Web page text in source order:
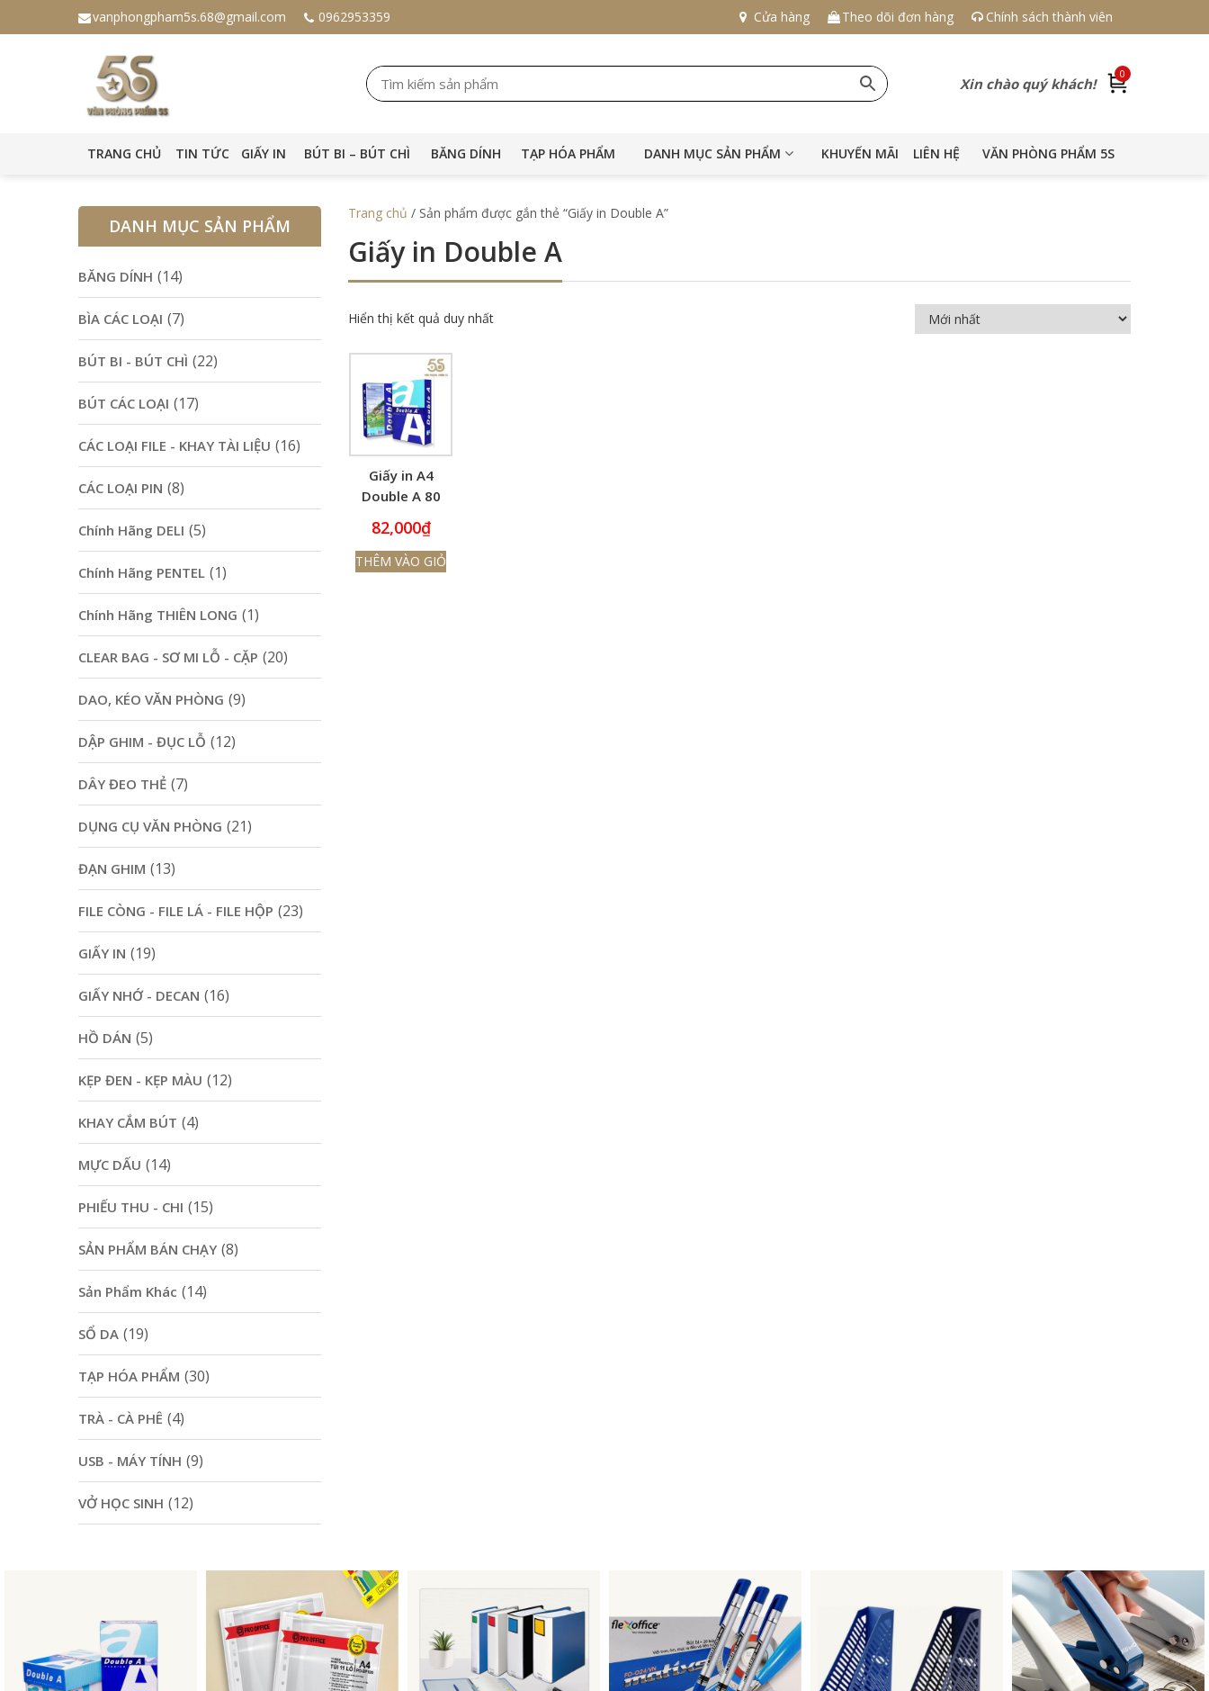
vanphongpham5s.68@gmail.com 0962953359 Cửa hàng Theo dõi đơn hàng Chính sách thành viên
Xin chào quý khách!
0
TRANG CHỦ TIN TỨC GIẤY IN BÚT BI – BÚT CHÌ BĂNG DÍNH TẠP HÓA PHẨM DANH MỤC SẢN PHẨM KHUYẾN MÃI LIÊN HỆ VĂN PHÒNG PHẨM 5S
Trang chủ / Sản phẩm được gắn thẻ “Giấy in Double A”
Giấy in Double A
Hiển thị kết quả duy nhất
Giấy in A4
Double A 80
82,000₫
THÊM VÀO GIỎ
DANH MỤC SẢN PHẨM
BĂNG DÍNH (14)
BÌA CÁC LOẠI (7)
BÚT BI - BÚT CHÌ (22)
BÚT CÁC LOẠI (17)
CÁC LOẠI FILE - KHAY TÀI LIỆU (16)
CÁC LOẠI PIN (8)
Chính Hãng DELI (5)
Chính Hãng PENTEL (1)
Chính Hãng THIÊN LONG (1)
CLEAR BAG - SƠ MI LỖ - CẶP (20)
DAO, KÉO VĂN PHÒNG (9)
DẬP GHIM - ĐỤC LỖ (12)
DÂY ĐEO THẺ (7)
DỤNG CỤ VĂN PHÒNG (21)
ĐẠN GHIM (13)
FILE CÒNG - FILE LÁ - FILE HỘP (23)
GIẤY IN (19)
GIẤY NHỚ - DECAN (16)
HỒ DÁN (5)
KẸP ĐEN - KẸP MÀU (12)
KHAY CẮM BÚT (4)
MỰC DẤU (14)
PHIẾU THU - CHI (15)
SẢN PHẨM BÁN CHẠY (8)
Sản Phẩm Khác (14)
SỔ DA (19)
TẠP HÓA PHẨM (30)
TRÀ - CÀ PHÊ (4)
USB - MÁY TÍNH (9)
VỞ HỌC SINH (12)